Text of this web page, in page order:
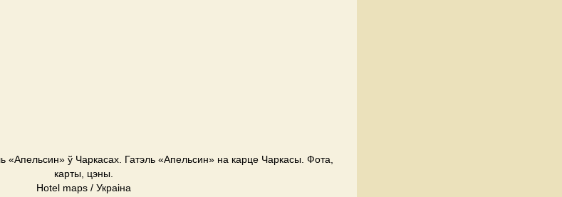
«Апельсин» ў Чаркасах. Гатэль «Апельсин» на карце Чаркасы. Фота,
карты, цэны.
Hotel maps / Украіна